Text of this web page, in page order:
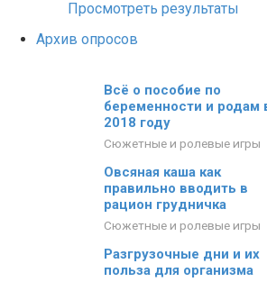
Просмотреть результаты
Архив опросов
Всё о пособие по
беременности и родам
2018 году
Сюжетные и ролевые игры
Овсяная каша как
правильно вводить в
рацион грудничка
Сюжетные и ролевые игры
Разгрузочные дни и их
польза для организма